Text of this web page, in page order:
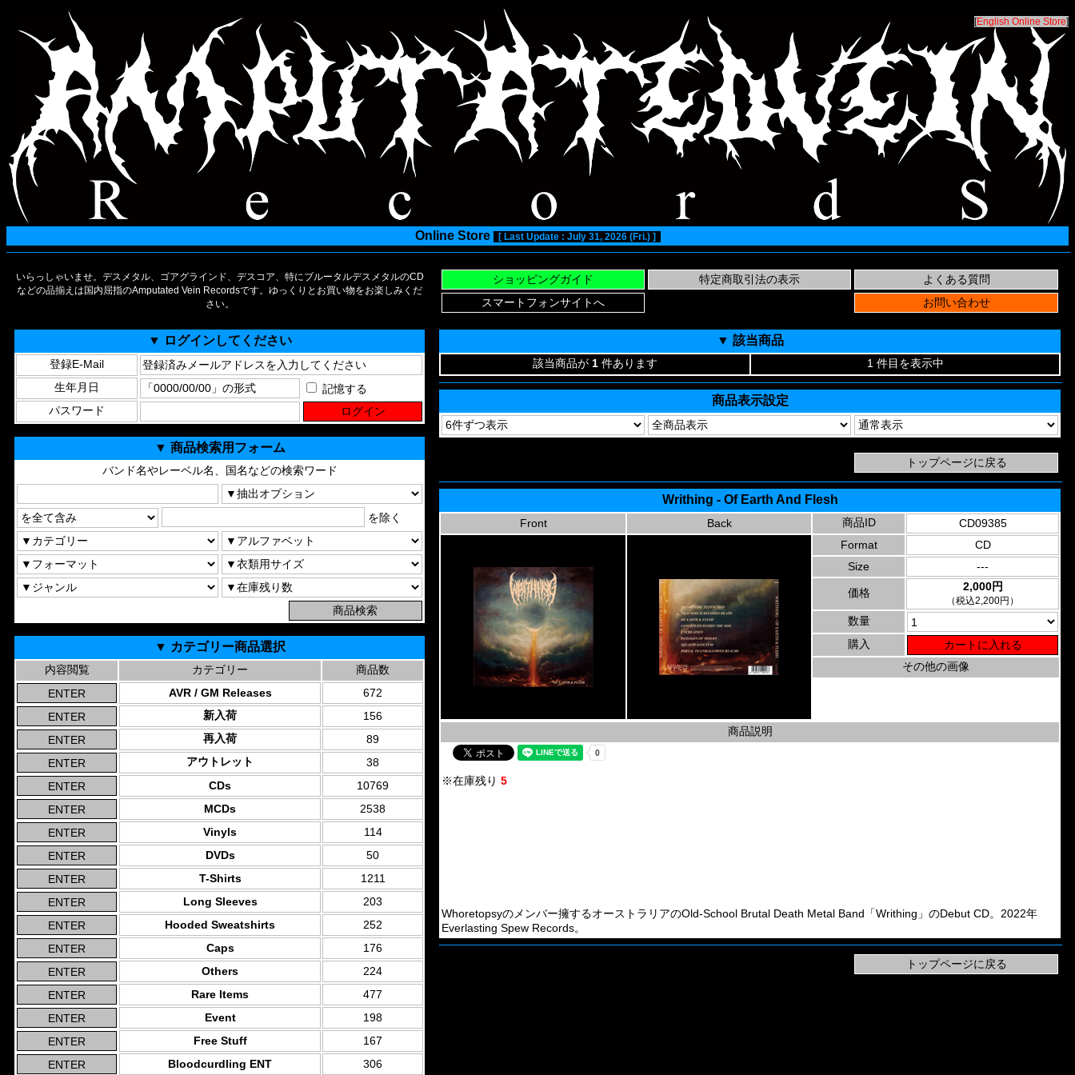
[English Online Store]
Online Store [ Last Update : July 31, 2026 (Fri.) ]
いらっしゃいませ。デスメタル、ゴアグラインド、デスコア、特にブルータルデスメタルのCD
などの品揃えは国内屈指のAmputated Vein Recordsです。ゆっくりとお買い物をお楽しみくだ
さい。
▼ ログインしてください
登録E-Mail
生年月日
記憶する
パスワード
▼ 商品検索用フォーム
バンド名やレーベル名、国名などの検索ワード
を除く
▼ カテゴリー商品選択
内容閲覧 カテゴリー
商品数
AVR / GM Releases
672
新入荷
156
再入荷
89
アウトレット
38
CDs
10769
MCDs
2538
Vinyls
114
DVDs
50
T-Shirts
1211
Long Sleeves
203
Hooded Sweatshirts
252
Caps
176
Others
224
Rare Items
477
Event
198
Free Stuff
167
Bloodcurdling ENT
306
▼ 該当商品
該当商品が 1 件あります 1 件目を表示中
商品表示設定
Writhing - Of Earth And Flesh
Front Back 商品ID
CD09385
Format
CD
Size
---
価格 2,000円
（税込2,200円）
数量
購入
その他の画像
商品説明
※在庫残り 5
Whoretopsyのメンバー擁するオーストラリアのOld-School Brutal Death Metal Band「Writhing」のDebut CD。2022年
Everlasting Spew Records。